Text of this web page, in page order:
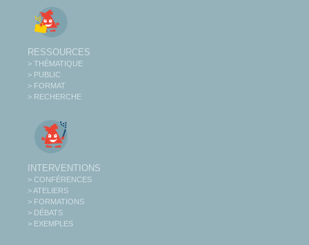
RESSOURCES
> THÉMATIQUE
> PUBLIC
> FORMAT
> RECHERCHE
INTERVENTIONS
> CONFÉRENCES
> ATELIERS
> FORMATIONS
> DÉBATS
> EXEMPLES